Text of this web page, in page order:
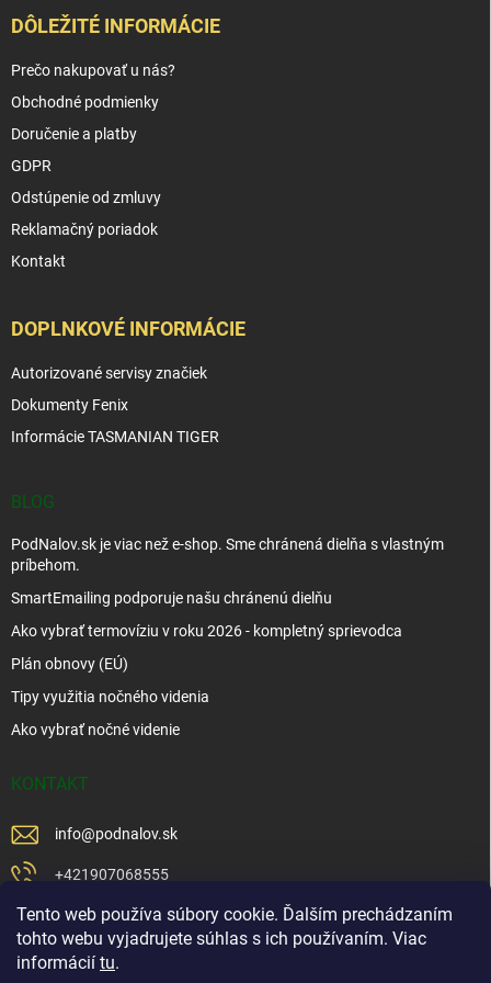
Tento web používa súbory cookie. Ďalším prechádzaním
tohto webu vyjadrujete súhlas s ich používaním. Viac
informácií tu.
DÔLEŽITÉ INFORMÁCIE
Prečo nakupovať u nás?
Obchodné podmienky
Doručenie a platby
GDPR
Odstúpenie od zmluvy
Reklamačný poriadok
Kontakt
DOPLNKOVÉ INFORMÁCIE
Autorizované servisy značiek
Dokumenty Fenix
Informácie TASMANIAN TIGER
BLOG
PodNalov.sk je viac než e-shop. Sme chránená dielňa s vlastným
príbehom.
SmartEmailing podporuje našu chránenú dielňu
Ako vybrať termovíziu v roku 2026 - kompletný sprievodca
Plán obnovy (EÚ)
Tipy využitia nočného videnia
Ako vybrať nočné videnie
KONTAKT
info@podnalov.sk
+421907068555
+421902479599
https://www.facebook.com/www.podnalov.sk